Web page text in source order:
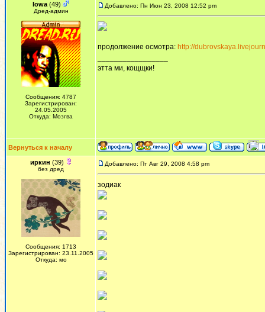
Iowa (49)
Дред-админ
Сообщения: 4787
Зарегистрирован:
24.05.2005
Откуда: Мозгва
Добавлено: Пн Июн 23, 2008 12:52 pm
продолжение осмотра: http://
этта ми, кощщки!
Вернуться к началу
иркин (39)
без дред
Сообщения: 1713
Зарегистрирован: 23.11.2005
Откуда: мо
Добавлено: Пт Авг 29, 2008 4:58 pm
зодиак